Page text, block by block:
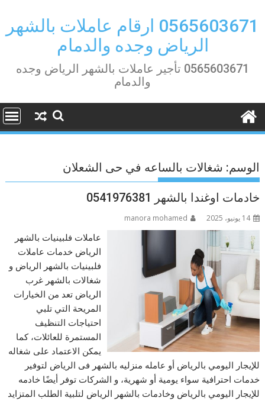
content
0565603671 ارقام عاملات بالشهر
الرياض وجده والدمام
0565603671 تأجير عاملات بالشهر الرياض وجده
والدمام
الوسم: شغالات بالساعه في حى الشعلان
خادمات اوغندا بالشهر 0541976381
14 يونيو، 2025 manora mohamed
عاملات فلبينيات بالشهر
الرياض خدمات عاملات
فلبينيات بالشهر الرياض و
شغالات بالشهر غرب
الرياض تعد من الخيارات
المريحة التي تلبي
احتياجات التنظيف
المستمرة للعائلات، كما
يمكن الاعتماد على شغاله
للإيجار اليومي بالرياض أو عامله منزليه بالشهر فى الرياض لتوفير
خدمات احترافية سواء يومية أو شهرية، و الشركات توفر أيضًا خادمه
للإيجار اليومي بالرياض وخادمات بالشهر الرياض لتلبية الطلب المتزايد